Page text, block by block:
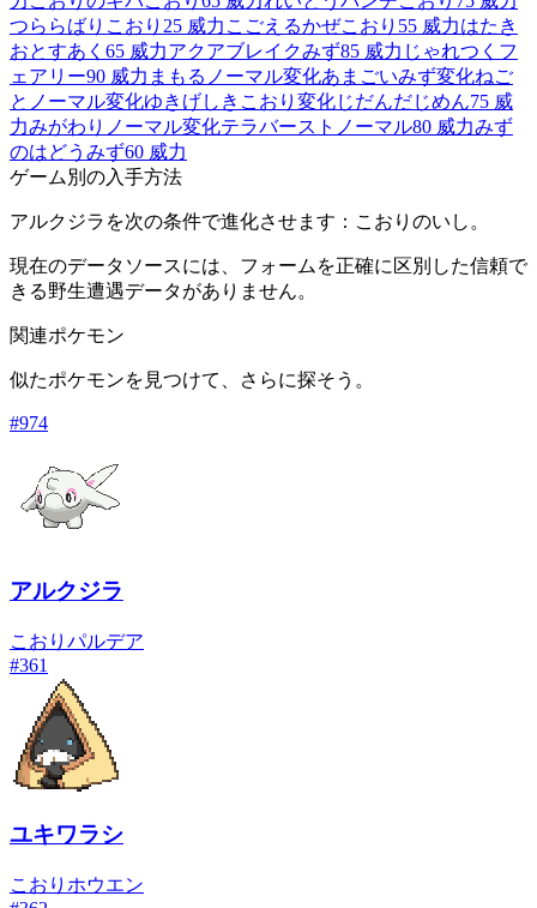
つららばり こおり 25 威力 こごえるかぜこおり 55 威力はたき
おとすあく 65 威力アクアブレイクみず85 威力 じゃれつく フ
ェアリー90 威力 まもる ノーマル変化あまごいみず変化ねご
と ノーマル変化ゆきげしき こおり 変化じだんだじめん75 威
力みがわり ノーマル変化テラバースト ノーマル80 威力みず
のはどう みず60 威力
ゲーム別の入手方法
アルクジラを次の条件で進化させます：こおりのいし。
現在のデータソースには、フォームを正確に区別した信頼で
きる野生遭遇データがありません。
関連ポケモン
似たポケモンを見つけて、さらに探そう。
#974
アルクジラ
こおり パルデア
#361
ユキワラシ
こおり ホウエン